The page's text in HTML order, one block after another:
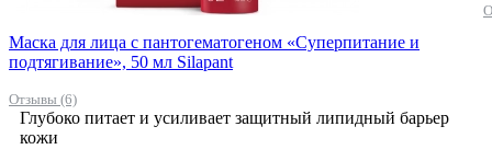
Маска для лица с пантогематогеном «Суперпитание и
подтягивание», 50 мл Silapant
Отзывы (6)
Глубоко питает и усиливает защитный липидный барьер
кожи